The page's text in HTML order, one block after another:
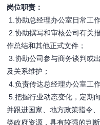
岗位职责：
1.协助总经理办公室日常工
2.协助撰写和审核公司有关
作总结和其他正式文件；
3.协助公司参与商务谈判或
及关系维护；
4.负责传达总经理办公室工
5.把握行业动态变化，定期
并跟进国家、地方政策指令
类政府资源，具有较强的判